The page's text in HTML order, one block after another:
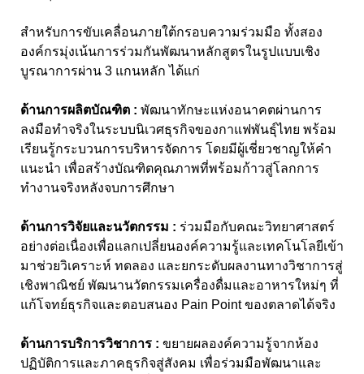
สำหรับการขับเคลื่อนภายใต้กรอบความร่วมมือ ทั้งสอง
องค์กรมุ่งเน้นการร่วมกันพัฒนาหลักสูตรในรูปแบบเชิง
บูรณาการผ่าน 3 แกนหลัก ได้แก่
ด้านการผลิตบัณฑิต : พัฒนาทักษะแห่งอนาคตผ่านการ
ลงมือทำจริงในระบบนิเวศธุรกิจของกาแฟพันธุ์ไทย พร้อม
เรียนรู้กระบวนการบริหารจัดการ โดยมีผู้เชี่ยวชาญให้คำ
แนะนำ เพื่อสร้างบัณฑิตคุณภาพที่พร้อมก้าวสู่โลกการ
ทำงานจริงหลังจบการศึกษา
ด้านการวิจัยและนวัตกรรม : ร่วมมือกับคณะวิทยาศาสตร์
อย่างต่อเนื่องเพื่อแลกเปลี่ยนองค์ความรู้และเทคโนโลยีเข้า
มาช่วยวิเคราะห์ ทดลอง และยกระดับผลงานทางวิชาการสู่
เชิงพาณิชย์ พัฒนานวัตกรรมเครื่องดื่มและอาหารใหม่ๆ ที่
แก้โจทย์ธุรกิจและตอบสนอง Pain Point ของตลาดได้จริง
ด้านการบริการวิชาการ : ขยายผลองค์ความรู้จากห้อง
ปฏิบัติการและภาคธุรกิจสู่สังคม เพื่อร่วมมือพัฒนาและ